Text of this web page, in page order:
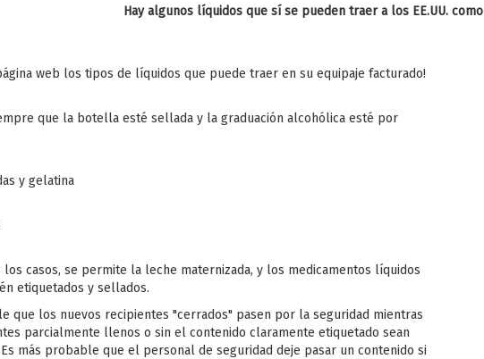
Hay algunos líquidos que sí se pueden traer a los EE.UU. como
web los tipos de líquidos que puede traer en su equipaje facturado!
que la botella esté sellada y la graduación alcohólica esté por
y gelatina
los casos, se permite la leche maternizada, y los medicamentos líquidos
etiquetados y sellados.
que los nuevos recipientes "cerrados" pasen por la seguridad mientras
parcialmente llenos o sin el contenido claramente etiquetado sean
más probable que el personal de seguridad deje pasar un contenido si